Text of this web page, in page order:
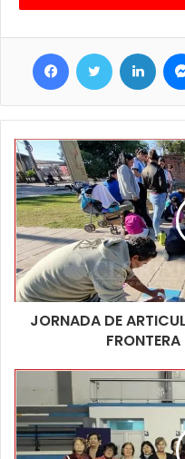
Este viernes continúa la
recordando que los
semana, ya con los
y los demás servicios si
sus animales para el
manifestó y destacó el
mascotas que se
demostrando sus
Facebook Twitter
JORNADA DE